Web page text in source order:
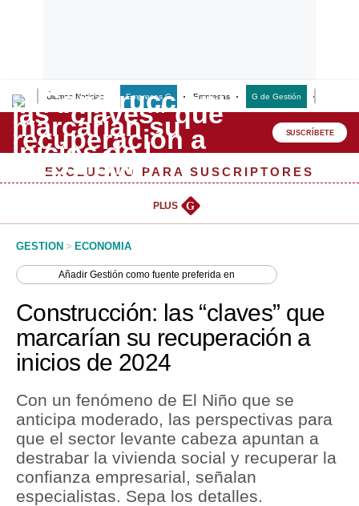
Últimas Noticias Empresas G Empresas G de Gestión
Lo último
Peru Quiosco
Management & Empleo
Perú
Política
Finanzas Personales
Inmobiliarias
Plus G
SUSCRÍBETE
EXCLUSIVO PARA SUSCRIPTORES
PLUS G
GESTION > ECONOMIA
AñadirGestión como fuente preferida en
Construcción: las “claves” que
marcarían su recuperación a
inicios de 2024
Con un fenómeno de El Niño que se
anticipa moderado, las perspectivas para
que el sector levante cabeza apuntan a
destrabar la vivienda social y recuperar la
confianza empresarial, señalan
especialistas. Sepa los detalles.